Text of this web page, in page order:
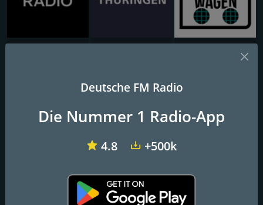
FM-Frequenzen
Deutsche FM Radio
Die Nummer 1 Radio-App
4.8 +500k